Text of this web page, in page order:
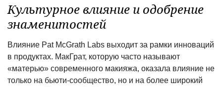
Культурное влияние и одобрение
знаменитостей
Влияние Pat McGrath Labs выходит за рамки инноваций
в продуктах. МакГрат, которую часто называют
«матерью» современного макияжа, оказала влияние не
только на бьюти-сообщество, но и на более широкий